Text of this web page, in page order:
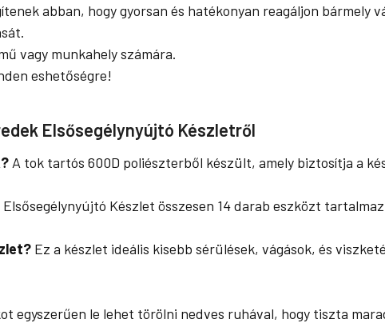
abban, hogy gyorsan és hatékonyan reagáljon bármely
vagy munkahely számára.
eshetőségre!
Elsősegélynyújtó Készletről
A tok tartós 600D poliészterből készült, amely biztosítja a
Elsősegélynyújtó Készlet összesen 14 darab eszközt
Ez a készlet ideális kisebb sérülések, vágások, és
egyszerűen le lehet törölni nedves ruhával, hogy tiszta